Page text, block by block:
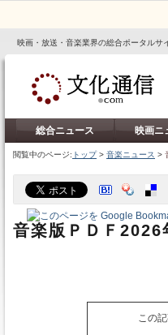
映画・放送・音楽業界の総合ポータルサ
総合ニュース 映画ニ
閲覧中のページ: トップ> 音楽ニュース >
音楽版ＰＤＦ
この